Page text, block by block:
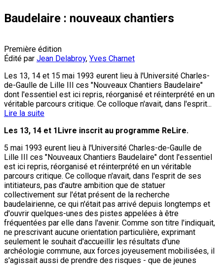
Baudelaire : nouveaux chantiers
Première édition
Édité par Jean Delabroy, Yves Charnet
Les 13, 14 et 15 mai 1993 eurent lieu à l'Université Charles-
de-Gaulle de Lille III ces "Nouveaux Chantiers Baudelaire"
dont l'essentiel est ici repris, réorganisé et réinterprété en un
véritable parcours critique. Ce colloque n'avait, dans l'esprit...
Lire la suite
Les 13, 14 et 1Livre inscrit au programme ReLire.
5 mai 1993 eurent lieu à l'Université Charles-de-Gaulle de
Lille III ces "Nouveaux Chantiers Baudelaire" dont l'essentiel
est ici repris, réorganisé et réinterprété en un véritable
parcours critique. Ce colloque n'avait, dans l'esprit de ses
intitiateurs, pas d'autre ambition que de statuer
collectivement sur l'état présent de la recherche
baudelairienne, ce qui n'était pas arrivé depuis longtemps et
d'ouvrir quelques-unes des pistes appelées à être
fréquentées par elle dans l'avenir. Comme son titre l'indiquait,
ne prescrivant aucune orientation particulière, exprimant
seulement le souhait d'accueillir les résultats d'une
archéologie commune, aux forces joyeusement mobilisées, il
s'agissait aussi de prendre des risques - que de jeunes